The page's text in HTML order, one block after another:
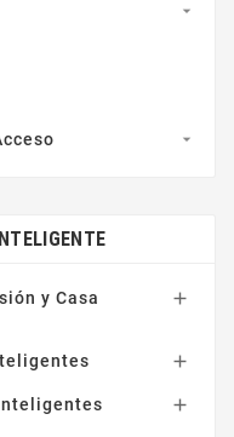


y Casa


